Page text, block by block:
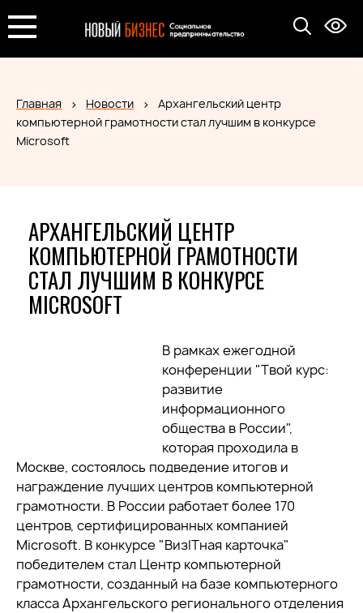
Главная Новости
Архангельский центр
компьютерной грамотности стал лучшим в конкурсе
Microsoft
АРХАНГЕЛЬСКИЙ ЦЕНТР
КОМПЬЮТЕРНОЙ ГРАМОТНОСТИ
СТАЛ ЛУЧШИМ В КОНКУРСЕ
MICROSOFT
В рамках ежегодной
конференции "Твой курс:
развитие
информационного
общества в России",
которая проходила в
Москве, состоялось подведение итогов и
награждение лучших центров компьютерной
грамотности. В России работает более 170
центров, сертифицированных компанией
Microsoft. В конкурсе "ВизITная карточка"
победителем стал Центр компьютерной
грамотности, созданный на базе компьютерного
класса Архангельского регионального отделения